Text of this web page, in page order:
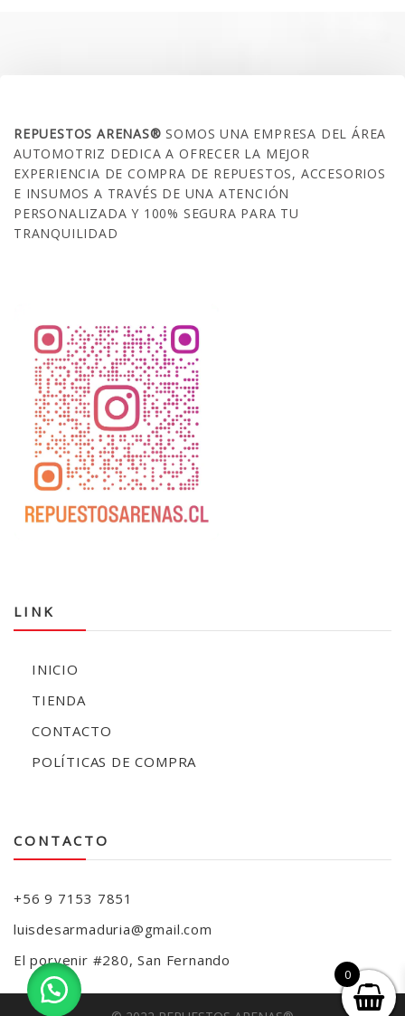
REPUESTOS ARENAS®SOMOS UNA EMPRESA DEL ÁREA
AUTOMOTRIZ DEDICA A OFRECER LA MEJOR
EXPERIENCIA DE COMPRA DE REPUESTOS, ACCESORIOS
E INSUMOS A TRAVÉS DE UNA ATENCIÓN
PERSONALIZADA Y 100% SEGURA PARA TU
TRANQUILIDAD
LINK
INICIO
TIENDA
CONTACTO
POLÍTICAS DE COMPRA
CONTACTO
+56 9 7153 7851
luisdesarmaduria@gmail.com
El porvenir #280, San Fernando
0